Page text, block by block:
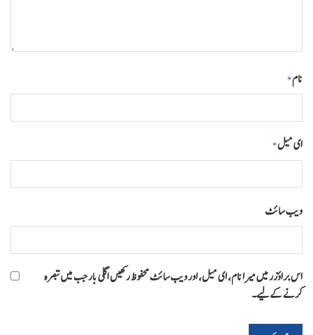
نام*
ای میل*
ویب‌ سائٹ
اس براؤزر میں میرا نام، ای میل، اور ویب سائٹ محفوظ رکھیں اگلی بار جب میں تبصرہ
کرنے کےلیے۔